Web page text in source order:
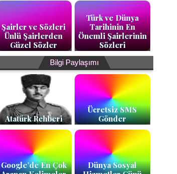
Şairler ve Sözleri
Ünlü Şairlerden
Güzel Sözler
Türk ve Dünya
Tarihinin En
Önemli Şairlerinin
Sözleri
Bilgi Paylaşımı
Atatürk Rehberi
Ücretsiz SMS
Gönder
Google’de En Çok
Dünya Sosyal